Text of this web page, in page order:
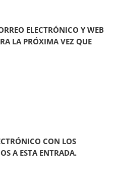
ELECTRÓNICO Y WEB
LA PRÓXIMA VEZ QUE
CON LOS
A ESTA ENTRADA.